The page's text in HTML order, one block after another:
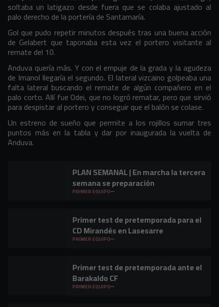
soltaba un latigazo desde fuera que se colaba ajustado al
palo derecho de la portería de Santamaría.
Gol que pudo repetir minutos después tras una buena acción
de Gelabert que taponaba esta vez el portero visitante al
remate del 10.
Anduva quería más. Y con el empuje de la grada y la agudeza
de Imanol llegaría el segundo. El lateral vizcaino golpeaba una
falta lateral buscando el remate de algún compañero en el
palo corto. Allí fue Odei, que no logró rematar, pero que sirvió
para despistar al portero y conseguir que el balón se colase.
Un estreno de sueño que permite a los rojillos sumar tres
puntos más en la tabla y dar por inaugurada la vuelta de
Anduva.
PLAN SEMANAL | En marcha la tercera
semana se preparación
PRIMER EQUIPO
Primer test de pretemporada para el
CD Mirandés en Lasesarre
PRIMER EQUIPO
Primer test de pretemporada ante el
Barakaldo CF
PRIMER EQUIPO